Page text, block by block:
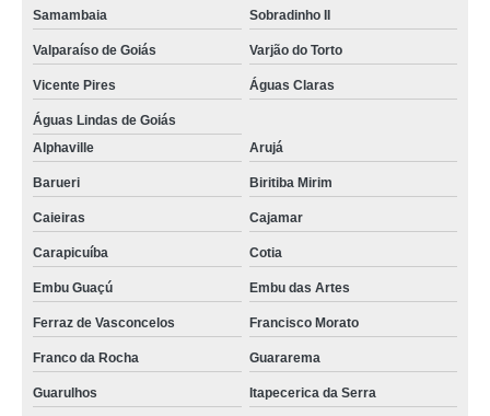
calibração de equipamentos para laboratório preço Itapuã
calibração de equipamentos medição preço Cidade Ocidental
calibração de equipamentos medição Nova Gama
empresa de calibração de equipamentos médicos Barueri
profissional para calibração de equipamentos de indústrias Belo Horizonte
calibração de equipamentos laboratoriais valor Cabo Frio
profissional para calibração de equipamentos de análise de água Suzano
calibração de equipamentos de medição preço Bocaiúva do Sul
calibração de equipamentos industriais valor Magé
calibração de equipamentos médicos Santa Catarina
Samambaia Sobradinho II
Valparaíso de Goiás Varjão do Torto
Vicente Pires Águas Claras
Águas Lindas de Goiás
Alphaville
Arujá
Barueri Biritiba Mirim
Caieiras Cajamar
Carapicuíba Cotia
Embu Guaçú Embu das Artes
Ferraz de Vasconcelos Francisco Morato
Franco da Rocha Guararema
Guarulhos Itapecerica da Serra